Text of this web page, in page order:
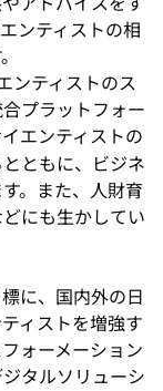
ンティストの相
ンティストのス
プラットフォー
エンティストの
ともに、ビジネ
。また、人財育
にも生かしてい
に、国内外の日
ィストを増強す
ォーメーション
タルソリューシ